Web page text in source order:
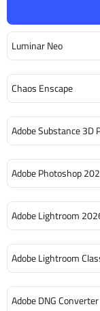
Luminar Neo
Chaos Enscape
Adobe Substance
Adobe Photoshop
Adobe Lightroom
Adobe Lightroom
Adobe DNG Converter